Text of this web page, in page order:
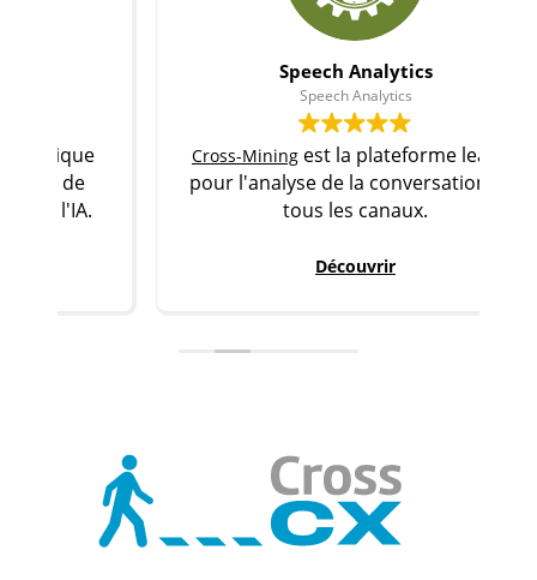
Speech Analytics
Speech Analytics
Cross-Miningest la plateforme leader
pour l'analyse de la conversation sur
tous les canaux.